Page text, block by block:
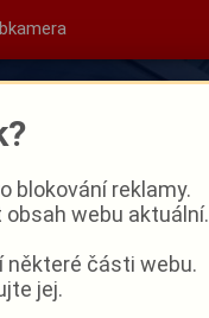
blokování reklamy.
webu aktuální.
některé části webu.
jej.